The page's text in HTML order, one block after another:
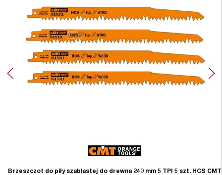
Brzeszczot do piły szablastej do drewna 240 mm 5 TPI 5 szt. HCS CMT